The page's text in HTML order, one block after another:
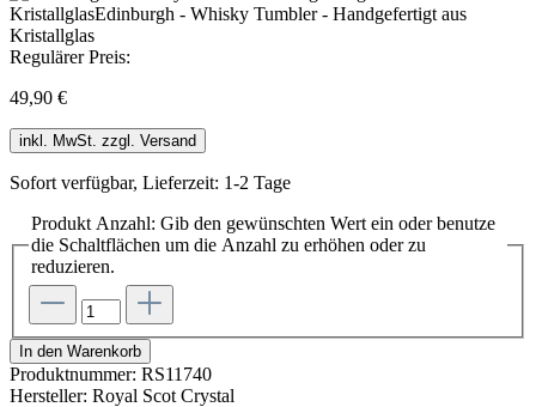
Regulärer Preis:
49,90 €
inkl. MwSt. zzgl. Versand
Sofort verfügbar, Lieferzeit: 1-2 Tage
Produkt Anzahl: Gib den gewünschten Wert ein oder benutze
die Schaltflächen um die Anzahl zu erhöhen oder zu
reduzieren.
In den Warenkorb
Produktnummer: RS11740
Hersteller: Royal Scot Crystal